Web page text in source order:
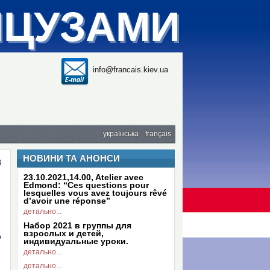
info@francais.kiev.ua
українська français
НОВИНИ ТА АНОНСИ
23.10.2021,14.00, Atelier avec
Edmond: “Ces questions pour
lesquelles vous avez toujours rêvé
d’avoir une réponse”
детально...
Набор 2021 в группы для
взрослых и детей,
индивидуальные уроки.
детально...
детально...